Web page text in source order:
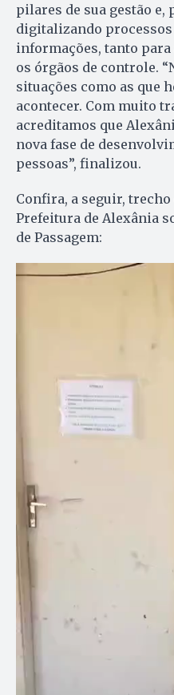
pilares de sua gestão e,
digitalizando
informações, tanto
os órgãos de controle.
situações como as que
acontecer. Com muito
acreditamos que
nova fase de
pessoas”, finalizou.
Confira, a seguir,
Prefeitura de Alexânia
de Passagem: